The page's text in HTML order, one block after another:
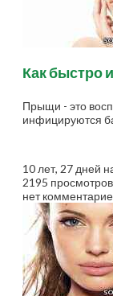
Как быстро
Прыщи - это
инфицируются
10 лет, 27 дней
2195 просмотров
нет